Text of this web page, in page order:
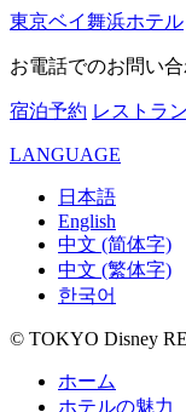
東京ベイ舞浜ホテル
お電話でのお問い
宿泊予約 レストラ
LANGUAGE
日本語
English
中文 (简体字)
中文 (繁体字)
한국어
© TOKYO Disney
ホーム
ホテルの魅力